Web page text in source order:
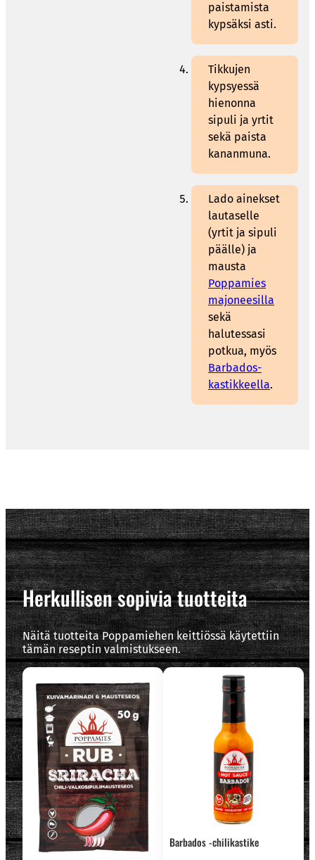
paistamista
kypsäksi asti.
Tikkujen
kypsyessä
hienonna
sipuli ja yrtit
sekä paista
kananmuna.
Lado ainekset
lautaselle
(yrtit ja sipuli
päälle) ja
mausta
Poppamies
majoneesilla
sekä
halutessasi
potkua, myös
Barbados-
kastikkeella.
Herkullisen sopivia tuotteita
Näitä tuotteita Poppamiehen keittiössä käytettiin
tämän reseptin valmistukseen.
Barbados -chilikastike